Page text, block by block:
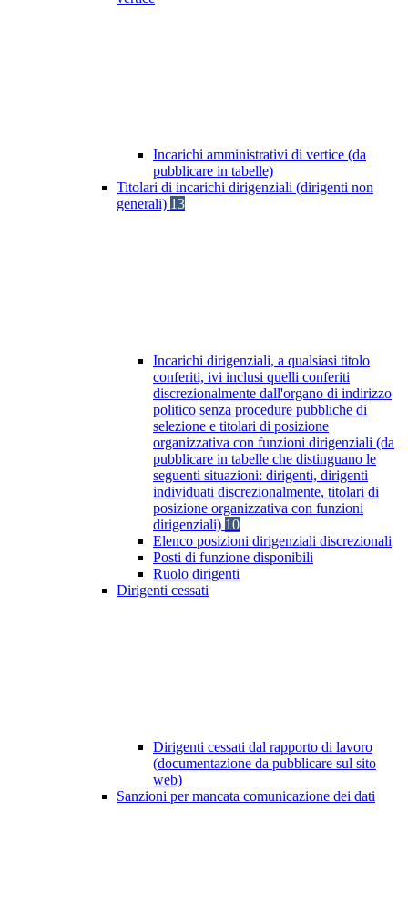
Incarichi amministrativi di vertice (da
pubblicare in tabelle)
Titolari di incarichi dirigenziali (dirigenti non
generali) 13
Incarichi dirigenziali, a qualsiasi titolo
conferiti, ivi inclusi quelli conferiti
discrezionalmente dall'organo di indirizzo
politico senza procedure pubbliche di
selezione e titolari di posizione
organizzativa con funzioni dirigenziali (da
pubblicare in tabelle che distinguano le
seguenti situazioni: dirigenti, dirigenti
individuati discrezionalmente, titolari di
posizione organizzativa con funzioni
dirigenziali) 10
Elenco posizioni dirigenziali discrezionali
Posti di funzione disponibili
Ruolo dirigenti
Dirigenti cessati
Dirigenti cessati dal rapporto di lavoro
(documentazione da pubblicare sul sito
web)
Sanzioni per mancata comunicazione dei dati